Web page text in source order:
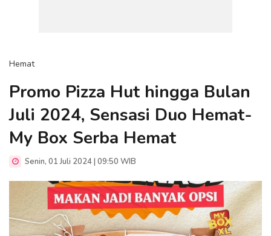
Hemat
Promo Pizza Hut hingga Bulan
Juli 2024, Sensasi Duo Hemat-
My Box Serba Hemat
Senin, 01 Juli 2024 | 09:50 WIB